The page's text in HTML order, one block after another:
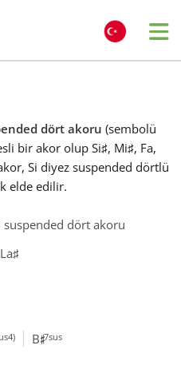
dört akoru (sembolü
bir akor olup Si♯, Mi♯, Fa,
Si diyez suspended dörtlü
elde edilir.
dört akoru
La♯
B♯7sus